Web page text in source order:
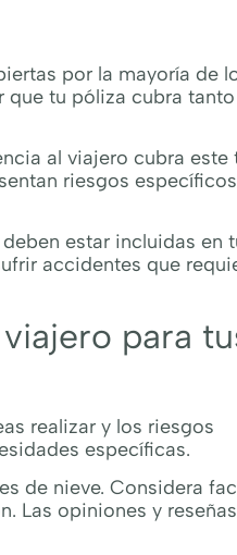
por la mayoría de
que tu póliza cubra tanto
al viajero cubra este
riesgos
estar incluidas en
accidentes que
para
realizar y los riesgos
específicas.
de nieve. Considera
Las opiniones y